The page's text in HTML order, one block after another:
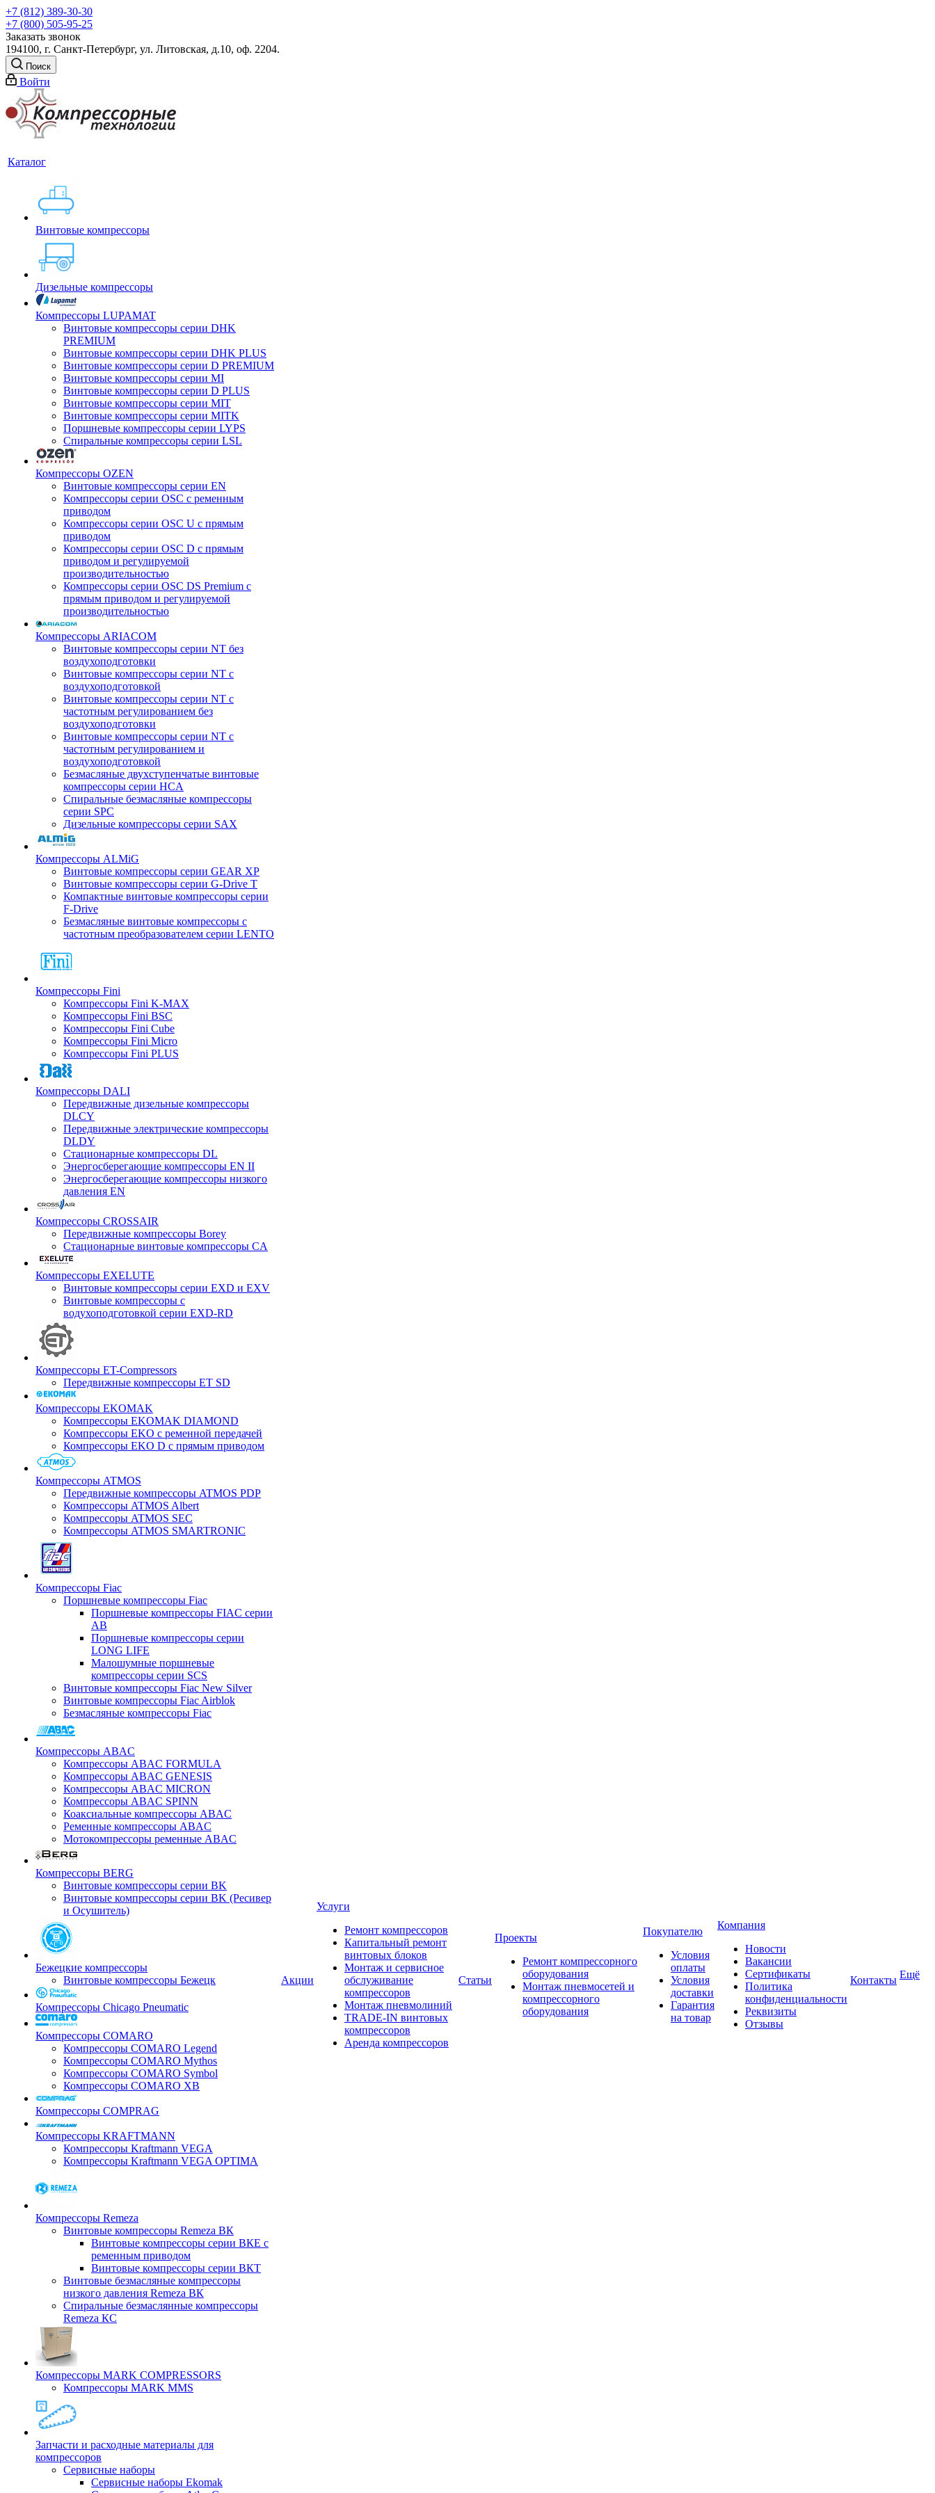
+7 (812) 389-30-30
+7 (800) 505-95-25
Заказать звонок
194100, г. Санкт-Петербург, ул. Литовская, д.10, оф. 2204.
Поиск
Войти
Каталог
Винтовые компрессоры
Дизельные компрессоры
Компрессоры LUPAMAT
Винтовые компрессоры серии DHK
PREMIUM
Винтовые компрессоры серии DHK PLUS
Винтовые компрессоры серии D PREMIUM
Винтовые компрессоры серии MI
Винтовые компрессоры серии D PLUS
Винтовые компрессоры серии MIT
Винтовые компрессоры серии MITK
Поршневые компрессоры серии LYPS
Спиральные компрессоры серии LSL
Компрессоры OZEN
Винтовые компрессоры серии EN
Компрессоры серии OSC с ременным
приводом
Компрессоры серии OSC U с прямым
приводом
Компрессоры серии OSC D с прямым
приводом и регулируемой
производительностью
Компрессоры серии OSC DS Premium с
прямым приводом и регулируемой
производительностью
Компрессоры ARIACOM
Винтовые компрессоры серии NT без
воздухоподготовки
Винтовые компрессоры серии NT c
воздухоподготовкой
Винтовые компрессоры серии NT с
частотным регулированием без
воздухоподготовки
Винтовые компрессоры серии NT с
частотным регулированием и
воздухоподготовкой
Безмасляные двухступенчатые винтовые
компрессоры серии HCA
Спиральные безмасляные компрессоры
серии SPC
Дизельные компрессоры серии SAX
Компрессоры ALMiG
Винтовые компрессоры серии GEAR XP
Винтовые компрессоры серии G-Drive T
Компактные винтовые компрессоры серии
F-Drive
Безмасляные винтовые компрессоры с
частотным преобразователем серии LENTO
Компрессоры Fini
Компрессоры Fini K-MAX
Компрессоры Fini BSC
Компрессоры Fini Cube
Компрессоры Fini Micro
Компрессоры Fini PLUS
Компрессоры DALI
Передвижные дизельные компрессоры
DLCY
Передвижные электрические компрессоры
DLDY
Стационарные компрессоры DL
Энергосберегающие компрессоры EN II
Энергосберегающие компрессоры низкого
давления EN
Компрессоры CROSSAIR
Передвижные компрессоры Borey
Стационарные винтовые компрессоры CA
Компрессоры EXELUTE
Винтовые компрессоры серии EXD и EXV
Винтовые компрессоры с
водухоподготовкой серии EXD-RD
Компрессоры ET-Compressors
Передвижные компрессоры ET SD
Компрессоры EKOMAK
Компрессоры EKOMAK DIAMOND
Компрессоры EKO c ременной передачей
Компрессоры EKO D с прямым приводом
Компрессоры ATMOS
Передвижные компрессоры ATMOS PDP
Компрессоры ATMOS Albert
Компрессоры ATMOS SEC
Компрессоры ATMOS SMARTRONIC
Компрессоры Fiac
Поршневые компрессоры Fiac
Поршневые компрессоры FIAC серии
AB
Поршневые компрессоры серии
LONG LIFE
Малошумные поршневые
компрессоры серии SCS
Винтовые компрессоры Fiac New Silver
Винтовые компрессоры Fiac Airblok
Безмасляные компрессоры Fiac
Компрессоры ABAC
Компрессоры ABAC FORMULA
Компрессоры ABAC GENESIS
Компрессоры ABAC MICRON
Компрессоры ABAC SPINN
Коаксиальные компрессоры ABAC
Ременные компрессоры ABAC
Мотокомпрессоры ременные ABAC
Компрессоры BERG
Винтовые компрессоры серии BK
Винтовые компрессоры серии BK (Ресивер
и Осушитель)
Бежецкие компрессоры
Винтовые компрессоры Бежецк
Компрессоры Chicago Pneumatic
Компрессоры COMARO
Компрессоры COMARO Legend
Компрессоры COMARO Mythos
Компрессоры COMARO Symbol
Компрессоры COMARO XB
Компрессоры COMPRAG
Компрессоры KRAFTMANN
Компрессоры Kraftmann VEGA
Компрессоры Kraftmann VEGA OPTIMA
Компрессоры Remeza
Винтовые компрессоры Remeza ВК
Винтовые компрессоры серии ВКЕ с
ременным приводом
Винтовые компрессоры серии ВКТ
Винтовые безмасляные компрессоры
низкого давления Remeza ВК
Спиральные безмаслянные компрессоры
Remeza КС
Компрессоры MARK COMPRESSORS
Компрессоры MARK MMS
Запчасти и расходные материалы для
компрессоров
Cервисные наборы
Сервисные наборы Ekomak
Акции
Услуги
Ремонт компрессоров
Капитальный ремонт
винтовых блоков
Монтаж и сервисное
обслуживание
компрессоров
Монтаж пневмолиний
TRADE-IN винтовых
компрессоров
Аренда компрессоров
Статьи
Проекты
Ремонт компрессорного
оборудования
Монтаж пневмосетей и
компрессорного
оборудования
Покупателю
Условия
оплаты
Условия
доставки
Гарантия
на товар
Компания
Новости
Вакансии
Сертификаты
Политика
конфиденциальности
Реквизиты
Отзывы
Контакты Ещё